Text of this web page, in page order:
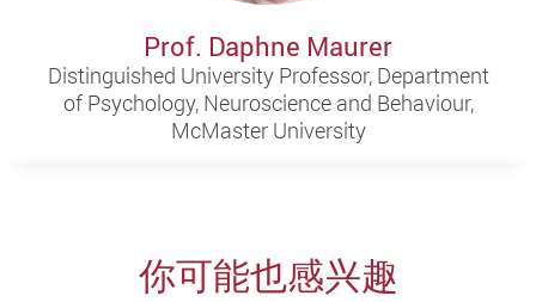
Prof. Daphne Maurer
Distinguished University Professor, Department
of Psychology, Neuroscience and Behaviour,
McMaster University
你可能也感兴趣